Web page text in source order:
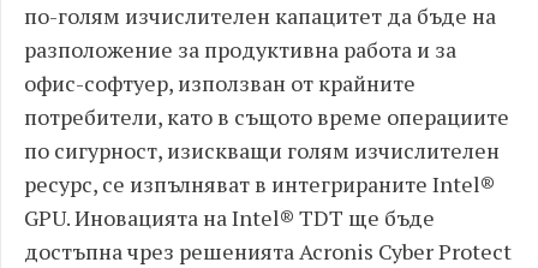
по-голям изчислителен капацитет да бъде на
разположение за продуктивна работа и за
офис-софтуер, използван от крайните
потребители, като в същото време операциите
по сигурност, изискващи голям изчислителен
ресурс, се изпълняват в интегрираните Intel®
GPU. Иновацията на Intel® TDT ще бъде
достъпна чрез решенията Acronis Cyber Protect